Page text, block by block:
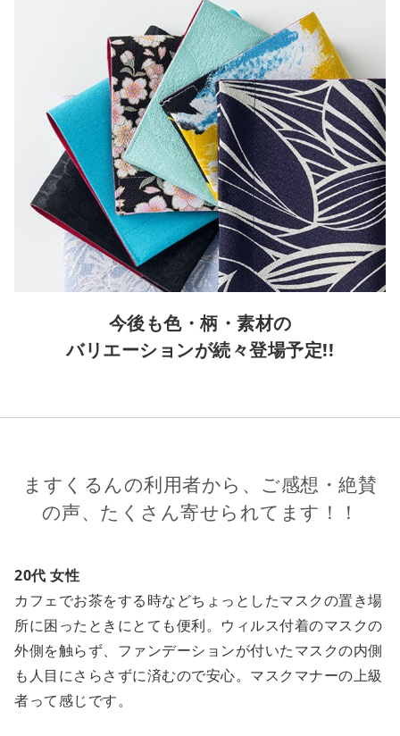
今後も色・柄・素材の
バリエーションが続々登場予定!!
ますくるんの利用者から、ご感想・絶賛
の声、 たくさん寄せられてます！！
20代 女性
カフェでお茶をする時などちょっとしたマスクの置き場
所に困ったときにとても便利。ウィルス付着のマスクの
外側を触らず、ファンデーションが付いたマスクの内側
も人目にさらさずに済むので安心。マスクマナーの上級
者って感じです。